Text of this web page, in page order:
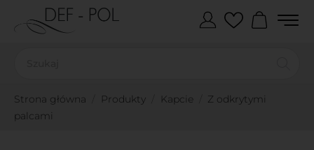
Strona główna Produkty Kapcie
Z odkrytymi
palcami